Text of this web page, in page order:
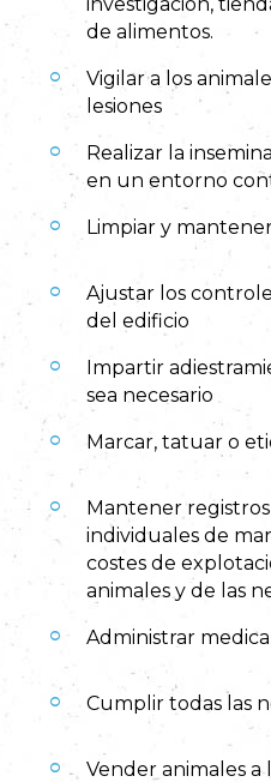
de alimentos.
Vigilar a los
lesiones
Realizar la
en un entorno
Limpiar y
Ajustar los
del edificio
Impartir
sea necesario
Marcar, tatuar o
Mantener
individuales de
costes de
animales y de las
Administrar
Cumplir todas las
Vender animales a